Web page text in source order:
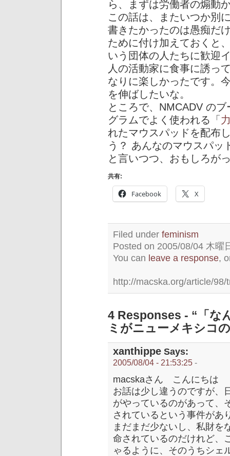
ら、まずは労働者の煽動
この話は、またいつか別
書きたかったのは愚痴だ
ために付け加えておくと
いう団体の人たちに歓迎
人の活動家に食事に誘っ
なりに楽しかったです。
を伸ばしたいな。
ところで、NMCADV の
グラムでよく使われる「
れたマウスパッドを配布
う？ あんなのマウスパッ
と言いつつ、おもしろが
共有:
Facebook X
Filed under feminism
Posted on 2005/08/04 木曜
You can leave a response,
http://macska.org/article/98/
4 Responses - “「な
ミがニューメキシコ
xanthippe Says:
2005/08/04 - 21:53:25 -
macskaさん こんにちは
お話は少し違うのですが、
がやっているのがあって、
されているという事件があ
まだまだ少ないし、私財を
命されているのだけれど、
ゃるように、そのうちシェ